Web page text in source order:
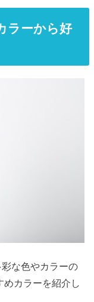
ラーから好
な色やカラーの
めカラーを紹介し